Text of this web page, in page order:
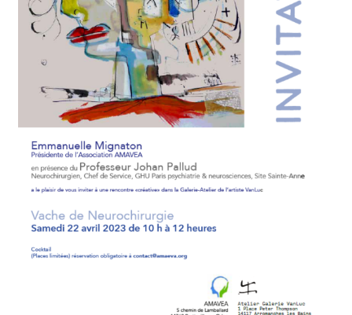
de
traitement
associée
l’endométriose